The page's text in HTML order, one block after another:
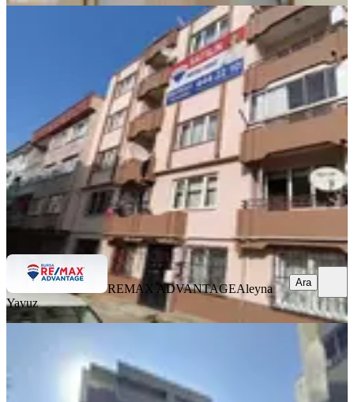
Remax Advantage'den Altıparmak
Mah.satılık Ferah 2+1 Daire
Osmangazi, Ahmetpaşa Mahallesi
2+1·100 m²·5. Kat 05.08.2026
1.685.000 ₺
REMAX ADVANTAGEAleyna Yavuz
REMAX ADVANTAGEAleyna
Yavuz
Ara
Kayalardan Akyıldızda Manzaralı
Site İçi 2+1 Geniş Daire
Osmangazi, Yunuseli Mahallesi